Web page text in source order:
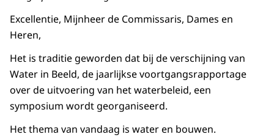
Excellentie, Mijnheer de Commissaris, Dames en
Heren,
Het is traditie geworden dat bij de verschijning van
Water in Beeld, de jaarlijkse voortgangsrapportage
over de uitvoering van het waterbeleid, een
symposium wordt georganiseerd.
Het thema van vandaag is water en bouwen.